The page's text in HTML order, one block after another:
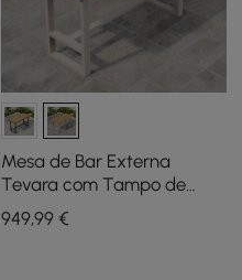
Mesa de Bar Externa
Tevara com Tampo de
Sarrafo de Madeira Teca e
Estrutura de Alumínio Areia
949,99€